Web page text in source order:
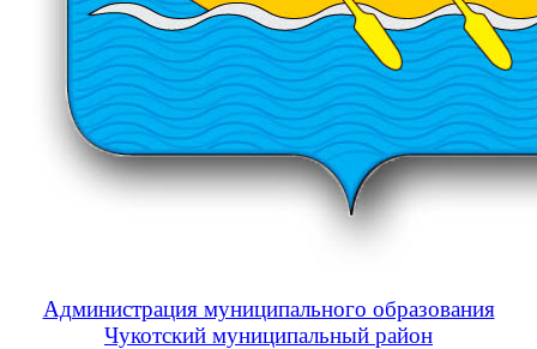
Администрация муниципального образования
Чукотский муниципальный район